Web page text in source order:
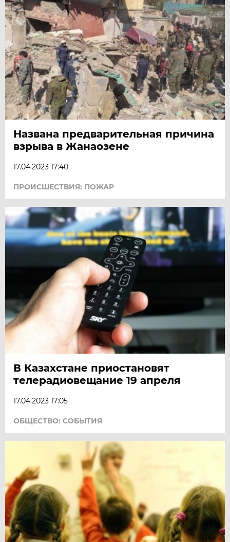
Названа предварительная причина
взрыва в Жанаозене
17.04.2023 17:40
ПРОИСШЕСТВИЯ: ПОЖАР
В Казахстане приостановят
телерадиовещание 19 апреля
17.04.2023 17:05
ОБЩЕСТВО: СОБЫТИЯ